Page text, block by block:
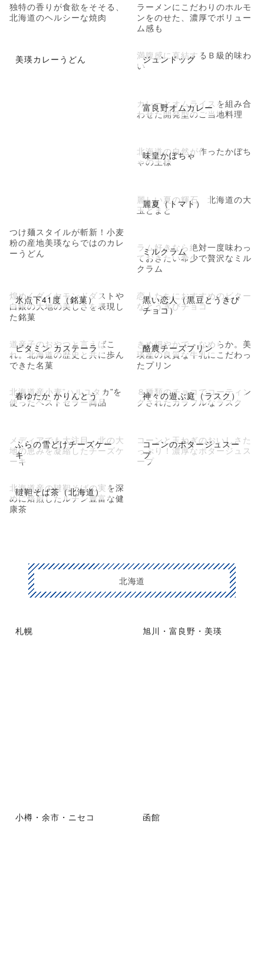
独特の香りが食欲をそそる、
北海道のヘルシーな焼肉
ラーメンにこだわりのホルモ
ンをのせた、濃厚でボリュー
ム感も
美瑛カレーうどん
つけ麺スタイルが斬新！小麦
粉の産地美瑛ならではのカレ
ーうどん
ジュンドッグ
満腹感に直結するＢ級的味わ
い
富良野オムカレー
カレーとオムライスを組み合
わせた開発型のご当地料理
味皇かぼちゃ
北海道の自然が作ったかぼち
ゃの王様
麗夏（トマト）
麗しい夏の輝石 北海道の大
玉とまと
ミルクラム
ラム好きなら絶対一度味わっ
ておきたい希少で贅沢なミル
クラム
氷点下41度（銘菓）
煌めくダイヤモンドダストや
白銀の大地の美しさを表現し
た銘菓
黒い恋人（黒豆とうきび
チョコ）
恋人たちにおすすめのビター
なとうきびチョコ
ビタミン カステーラ
道産子のおやつと言えばこ
れ。北海道の歴史と共に歩ん
できた名菓
酪農チーズプリン
きめ細やかで、なめらか。美
瑛産の良質な牛乳にこだわっ
たプリン
春ゆたか かりんとう
北海道産小麦”ハルユタカ”を
使ったベストセラー商品
神々の遊ぶ庭（ラスク）
８種類のチョコでコーティン
グされたカラフルなラスク
ふらの雪どけチーズケー
キ
メディアでも大注目。北の大
地の恵みを凝縮したチーズケ
ーキ
コーンのポタージュスー
プ
コーンと玉ねぎのおいしさた
っぷり！濃厚なポタージュス
ープ
韃靼そば茶（北海道）
北海道産の韃靼そばの実を深
めに焙煎したルチン豊富な健
康茶
北海道
札幌 旭川・富良野・美瑛
小樽・余市・ニセコ 函館